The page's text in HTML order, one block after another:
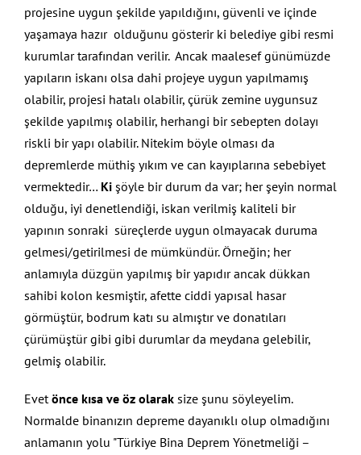
projesine uygun şekilde yapıldığını, güvenli ve içinde
yaşamaya hazır olduğunu gösterir ki belediye gibi resmi
kurumlar tarafından verilir. Ancak maalesef günümüzde
yapıların iskanı olsa dahi projeye uygun yapılmamış
olabilir, projesi hatalı olabilir, çürük zemine uygunsuz
şekilde yapılmış olabilir, herhangi bir sebepten dolayı
riskli bir yapı olabilir. Nitekim böyle olması da
depremlerde müthiş yıkım ve can kayıplarına sebebiyet
vermektedir… Kişöyle bir durum da var; her şeyin normal
olduğu, iyi denetlendiği, iskan verilmiş kaliteli bir
yapının sonraki süreçlerde uygun olmayacak duruma
gelmesi/getirilmesi de mümkündür. Örneğin; her
anlamıyla düzgün yapılmış bir yapıdır ancak dükkan
sahibi kolon kesmiştir, afette ciddi yapısal hasar
görmüştür, bodrum katı su almıştır ve donatıları
çürümüştür gibi gibi durumlar da meydana gelebilir,
gelmiş olabilir.
Evetönce kısa ve öz olaraksize şunu söyleyelim.
Normalde binanızın depreme dayanıklı olup olmadığını
anlamanın yolu "Türkiye Bina Deprem Yönetmeliği –